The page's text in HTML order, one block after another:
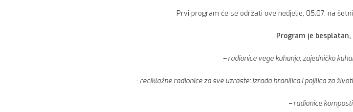
Prvi program će se održati ove nedjelje, 05.07. na
Program je besplatan,
– radionice vege kuhanja, zajedničko
– reciklažne radionice za sve uzraste: izrada hranilica i pojilica za
– radionice